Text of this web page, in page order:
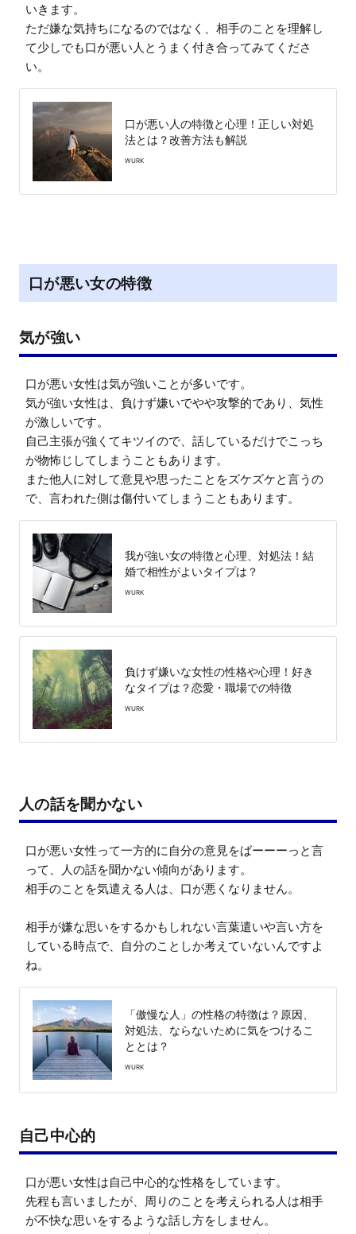
いきます。
ただ嫌な気持ちになるのではなく、相手のことを理解し
て少しでも口が悪い人とうまく付き合ってみてくださ
い。
口が悪い人の特徴と心理！正しい対処
法とは？改善方法も解説
WURK
口が悪い女の特徴
気が強い
口が悪い女性は気が強いことが多いです。
気が強い女性は、負けず嫌いでやや攻撃的であり、気性
が激しいです。
自己主張が強くてキツイので、話しているだけでこっち
が物怖じしてしまうこともあります。
また他人に対して意見や思ったことをズケズケと言うの
で、言われた側は傷付いてしまうこともあります。
我が強い女の特徴と心理、対処法！結
婚で相性がよいタイプは？
WURK
負けず嫌いな女性の性格や心理！好き
なタイプは？恋愛・職場での特徴
WURK
人の話を聞かない
口が悪い女性って一方的に自分の意見をばーーーっと言
って、人の話を聞かない傾向があります。
相手のことを気遣える人は、口が悪くなりません。
相手が嫌な思いをするかもしれない言葉遣いや言い方を
している時点で、自分のことしか考えていないんですよ
「傲慢な人」の性格の特徴は？原因、
対処法、ならないために気をつけるこ
ととは？
WURK
自己中心的
口が悪い女性は自己中心的な性格をしています。
先程も言いましたが、周りのことを考えられる人は相手
が不快な思いをするような話し方をしません。